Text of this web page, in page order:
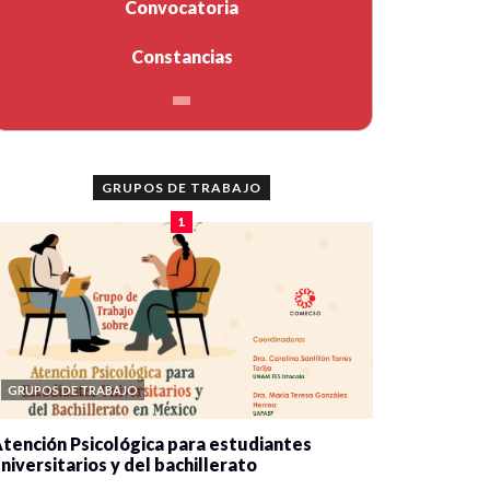
Convocatoria
Constancias
GRUPOS DE TRABAJO
1
GRUPOS DE TRABAJO
Psicológica para estudiantes
y del bachillerato